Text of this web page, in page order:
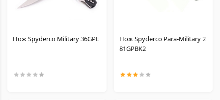
Нож Spyderco Military 36GPE
Нож Spyderco Para-Military 2
81GPBK2